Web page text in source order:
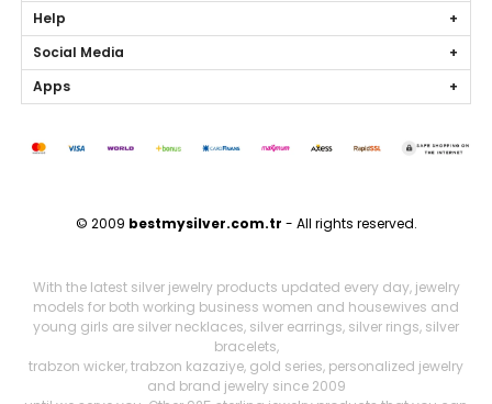
Help
Social Media
Apps
© 2009 bestmysilver.com.tr - All rights reserved.
With the latest silver jewelry products updated every day, jewelry
models for both working business women and housewives and
young girls are silver necklaces, silver earrings, silver rings, silver
bracelets,
trabzon wicker, trabzon kazaziye, gold series, personalized jewelry
and brand jewelry since 2009